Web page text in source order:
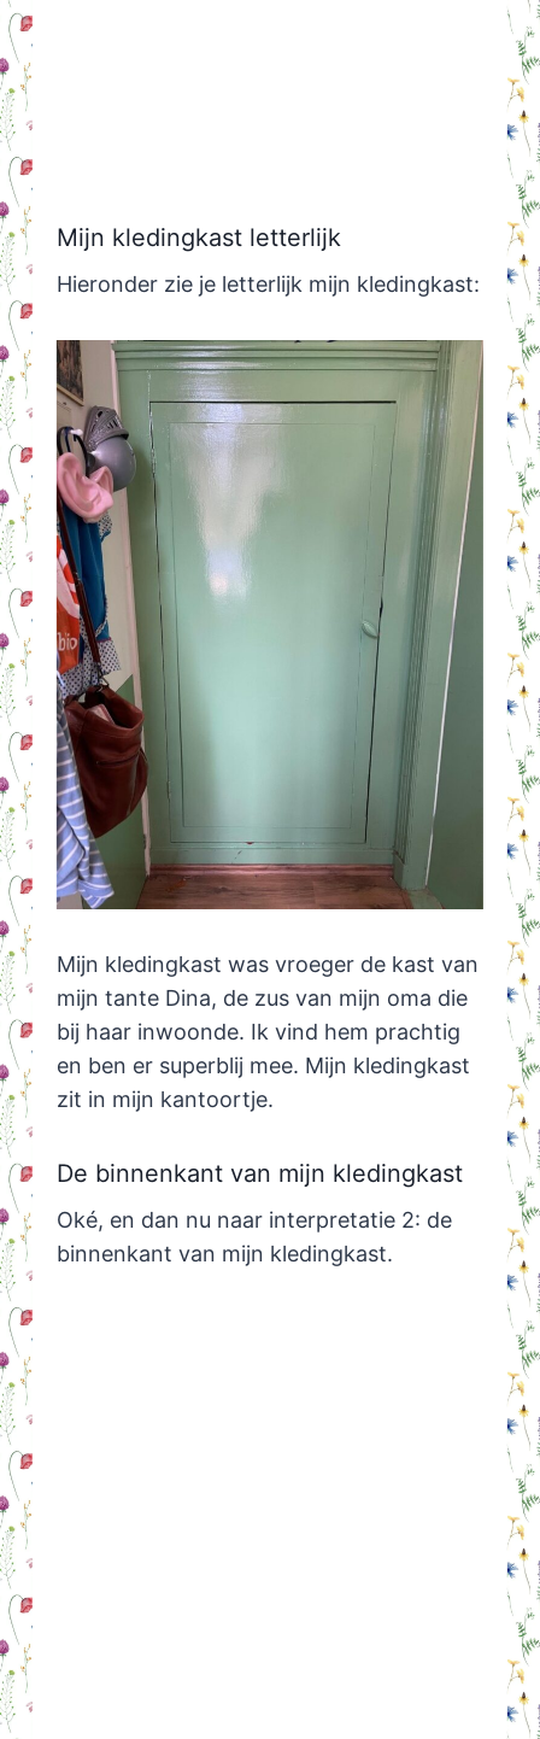
Mijn kledingkast letterlijk
Hieronder zie je letterlijk mijn kledingkast:
Mijn kledingkast was vroeger de kast van
mijn tante Dina, de zus van mijn oma die
bij haar inwoonde. Ik vind hem prachtig
en ben er superblij mee. Mijn kledingkast
zit in mijn kantoortje.
De binnenkant van mijn kledingkast
Oké, en dan nu naar interpretatie 2: de
binnenkant van mijn kledingkast.